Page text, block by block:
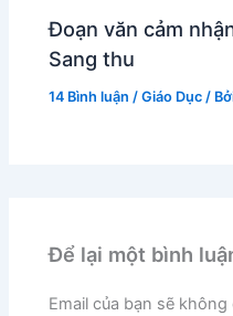
Đoạn văn cảm
Sang thu
14 Bình luận /Giáo Dục /
Để lại một bình
Email của bạn sẽ